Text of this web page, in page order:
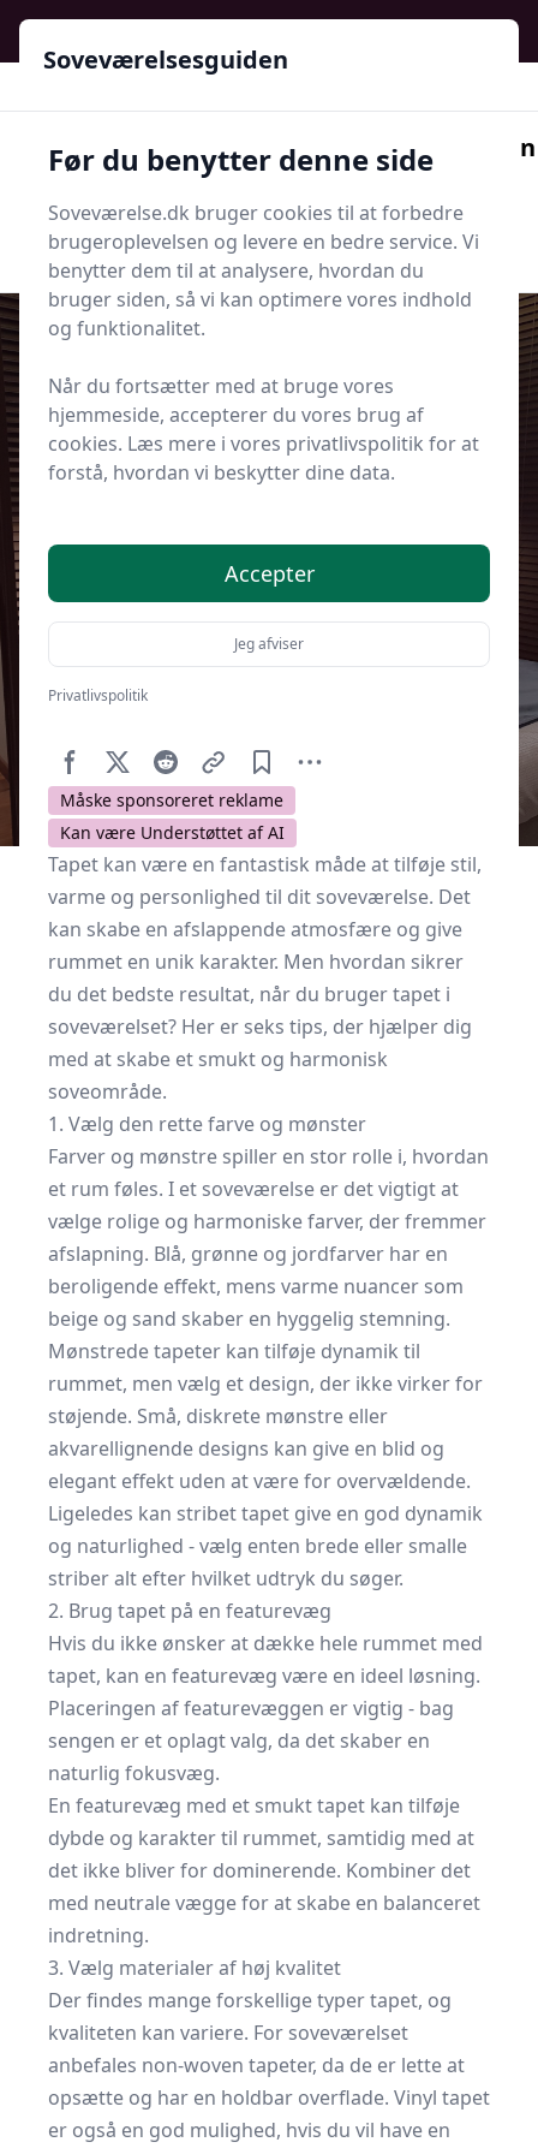
Soveværelsesguiden
Søg nu
Søg nu
Udgivet i Indretning og Hygge
Tapet i soveværelset - 6 tips til at
få det bedste resultat
Måske sponsoreret reklame
Kan være Understøttet af AI
Tapet kan være en fantastisk måde at tilføje stil,
varme og personlighed til dit soveværelse. Det
kan skabe en afslappende atmosfære og give
rummet en unik karakter. Men hvordan sikrer
du det bedste resultat, når du bruger tapet i
soveværelset? Her er seks tips, der hjælper dig
med at skabe et smukt og harmonisk
soveområde.
1. Vælg den rette farve og mønster
Farver og mønstre spiller en stor rolle i, hvordan
et rum føles. I et soveværelse er det vigtigt at
vælge rolige og harmoniske farver, der fremmer
afslapning. Blå, grønne og jordfarver har en
beroligende effekt, mens varme nuancer som
beige og sand skaber en hyggelig stemning.
Mønstrede tapeter kan tilføje dynamik til
rummet, men vælg et design, der ikke virker for
støjende. Små, diskrete mønstre eller
akvarellignende designs kan give en blid og
elegant effekt uden at være for overvældende.
Ligeledes kan stribet tapet give en god dynamik
og naturlighed - vælg enten brede eller smalle
striber alt efter hvilket udtryk du søger.
2. Brug tapet på en featurevæg
Hvis du ikke ønsker at dække hele rummet med
tapet, kan en featurevæg være en ideel løsning.
Placeringen af featurevæggen er vigtig - bag
sengen er et oplagt valg, da det skaber en
naturlig fokusvæg.
En featurevæg med et smukt tapet kan tilføje
dybde og karakter til rummet, samtidig med at
det ikke bliver for dominerende. Kombiner det
med neutrale vægge for at skabe en balanceret
indretning.
3. Vælg materialer af høj kvalitet
Der findes mange forskellige typer tapet, og
kvaliteten kan variere. For soveværelset
anbefales non-woven tapeter, da de er lette at
opsætte og har en holdbar overflade. Vinyl tapet
er også en god mulighed, hvis du vil have en
Soveværelsesguiden
Før du benytter denne side
Soveværelse.dk bruger cookies til at forbedre
brugeroplevelsen og levere en bedre service. Vi
benytter dem til at analysere, hvordan du
bruger siden, så vi kan optimere vores indhold
og funktionalitet.
Når du fortsætter med at bruge vores
hjemmeside, accepterer du vores brug af
cookies. Læs mere i vores privatlivspolitik for at
forstå, hvordan vi beskytter dine data.
Accepter
Jeg afviser
Privatlivspolitik